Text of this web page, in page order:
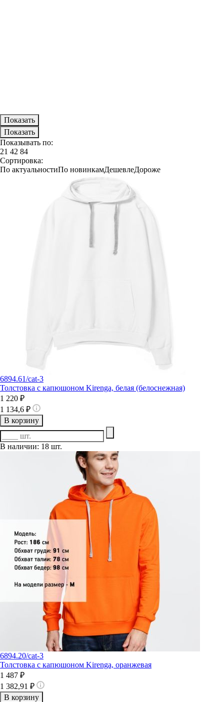
Показывать по:
21 42 84
Сортировка:
По актуальностиПо новинкамДешевлеДороже
6894.61/cat-3
Толстовка с капюшоном Kirenga, белая (белоснежная)
1 220 ₽
1 134,6 ₽
В корзину
В наличии: 18 шт.
6894.20/cat-3
Толстовка с капюшоном Kirenga, оранжевая
1 487 ₽
1 382,91 ₽
В корзину